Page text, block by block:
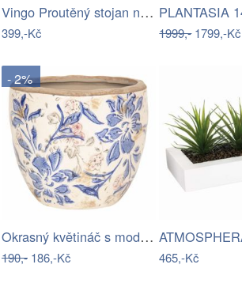
Vingo Proutěný stojan na květiny…
399,-Kč 1999,-1799,-Kč
- 2%
Okrasný květináč s modrými květy - Ø…
190,- 186,-Kč 465,-Kč